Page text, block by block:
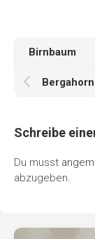
Birnbaum
Bergahorn
Schreibe
Du musst
abzugeben.